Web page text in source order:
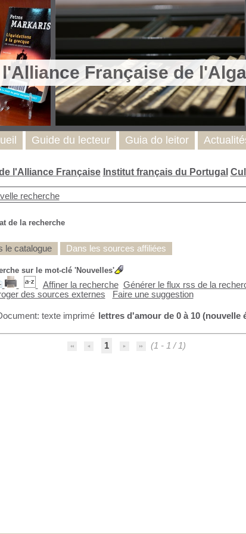
Française de
l'Alliance Française Institut français du Portugal
recherche
de la recherche
le catalogue Dans les sources affiliées
sur le mot-clé 'Nouvelles'
Affiner la recherche Générer le flux rss de la
des sources externes
Faire une suggestion
lettres d'amour de 0 à 10 (nouvelle
1 (1 - 1 / 1)
Guide du lecteur Guia do leitor